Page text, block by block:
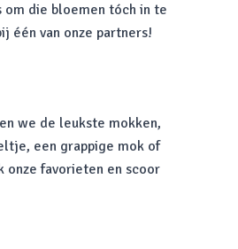
om die bloemen tóch in te
één van onze partners!
we de leukste mokken,
een grappige mok of
onze favorieten en scoor